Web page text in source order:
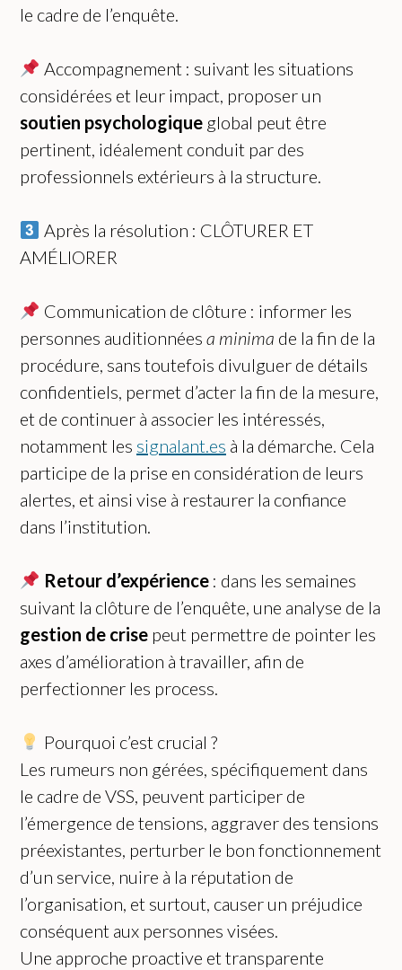
le cadre de l’enquête.
Accompagnement : suivant les situations
considérées et leur impact, proposer un
soutien psychologique global peut être
pertinent, idéalement conduit par des
professionnels extérieurs à la structure.
Après la résolution : CLÔTURER ET
AMÉLIORER
Communication de clôture : informer les
personnes auditionnées a minima de la fin de la
procédure, sans toutefois divulguer de détails
confidentiels, permet d’acter la fin de la mesure,
et de continuer à associer les intéressés,
notamment les signalant.es à la démarche. Cela
participe de la prise en considération de leurs
alertes, et ainsi vise à restaurer la confiance
dans l’institution.
Retour d’expérience: dans les semaines
suivant la clôture de l’enquête, une analyse de la
gestion de crise peut permettre de pointer les
axes d’amélioration à travailler, afin de
perfectionner les process.
Pourquoi c’est crucial ?
Les rumeurs non gérées, spécifiquement dans
le cadre de VSS, peuvent participer de
l’émergence de tensions, aggraver des tensions
préexistantes, perturber le bon fonctionnement
d’un service, nuire à la réputation de
l’organisation, et surtout, causer un préjudice
conséquent aux personnes visées.
Une approche proactive et transparente